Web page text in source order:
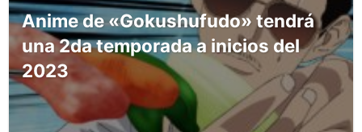
Anime de «Gokushufudo» tendrá
una 2da temporada a inicios del
2023